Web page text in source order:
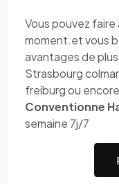
Vous pouvez
moment.et vous
avantages de
Strasbourg
freiburg ou
Conventionne
semaine 7j/7